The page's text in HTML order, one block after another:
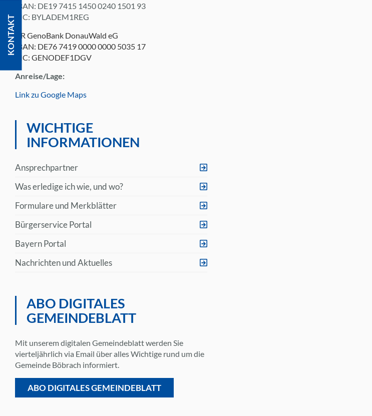
IBAN: DE19 7415 1450 0240 1501 93
BIC: BYLADEM1REG
VR GenoBank DonauWald eG
IBAN: DE76 7419 0000 0000 5035 17
BIC: GENODEF1DGV
Anreise/Lage:
Link zu Google Maps
WICHTIGE
INFORMATIONEN
Ansprechpartner
Was erledige ich wie, und wo?
Formulare und Merkblätter
Bürgerservice Portal
Bayern Portal
Nachrichten und Aktuelles
ABO DIGITALES
GEMEINDEBLATT
Mit unserem digitalen Gemeindeblatt werden Sie
vierteljährlich via Email über alles Wichtige rund um die
Gemeinde Böbrach informiert.
ABO DIGITALES GEMEINDEBLATT
KONTAKT